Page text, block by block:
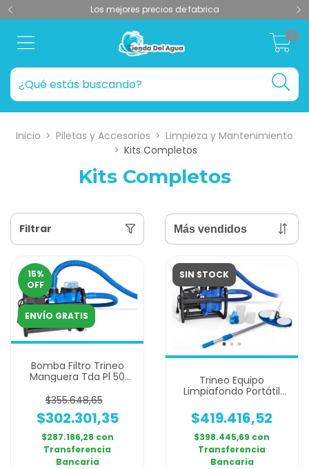
Los mejores precios de fabrica
0
Inicio > Piletas y Accesorios > Limpieza y Mantenimiento
> Kits Completos
Kits Completos
Filtrar
15%
OFF
ENVÍO GRATIS
Bomba Filtro Trineo
Manguera Tda Pl 50
$355.648,65
$302.301,35
$287.186,28 con
Transferencia
Bancaria
SIN STOCK
Trineo Equipo
Limpiafondo Portátil
30.000 L con bomba
TDA 0,5 HP + Esferas y
Barral 2,40
$419.416,52
$398.445,69 con
Transferencia
Bancaria